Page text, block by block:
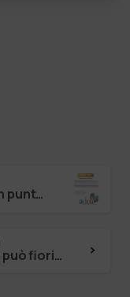
Il Bilancio Sociale non è un punto di arrivo. È un percorso che genera valore! Negli ultimi anni enti, istituti religiosi, fondazioni e …
Expo AID ♧“Dove la vita può fiorire!”♧ In questi giorni abbiamo ritrovato, con forza, il senso profondo del nostro impegno: costruire co…